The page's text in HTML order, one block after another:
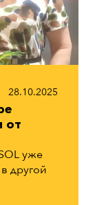
28.10.2025
от
уже
другой